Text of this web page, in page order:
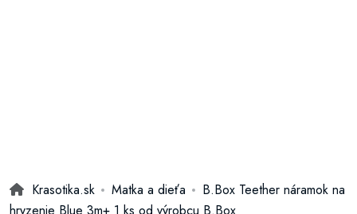
Krasotika.sk Matka a dieťa
B.Box Teether náramok na